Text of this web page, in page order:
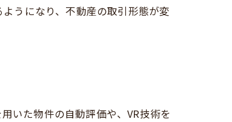
うになり、不動産の取引形態が変
いた物件の自動評価や、VR技術を